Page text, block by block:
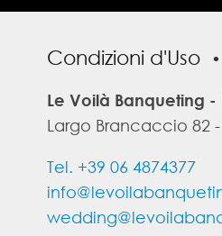
Condizioni d'Uso
Le Voilà Banqueting -
Largo Brancaccio 82
Tel. +39 06 4874377